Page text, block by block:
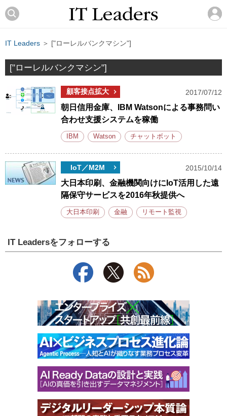
IT Leaders ＞ ["ローレルバンクマシン"]
["ローレルバンクマシン"]
顧客接点拡大 2017/07/12
朝日信用金庫、IBM Watsonによる事務問い
合わせ支援システムを稼働
IBM Watson チャットボット
IoT／M2M 2015/10/14
大日本印刷、金融機関向けにIoT活用した遠
隔保守サービスを2016年秋提供へ
大日本印刷 金融 リモート監視
IT Leadersをフォローする